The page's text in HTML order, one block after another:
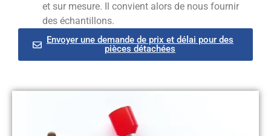
et sur mesure. Il convient alors de nous fournir
des échantillons.
Envoyer une demande de prix et délai pour des
pièces détachées